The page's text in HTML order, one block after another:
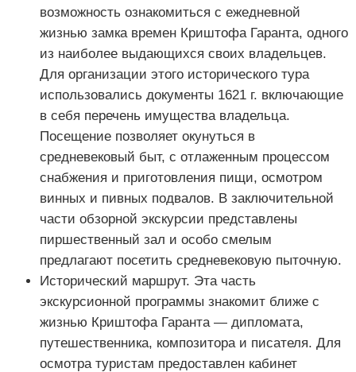
возможность ознакомиться с ежедневной
жизнью замка времен Криштофа Гаранта, одного
из наиболее выдающихся своих владельцев.
Для организации этого исторического тура
использовались документы 1621 г. включающие
в себя перечень имущества владельца.
Посещение позволяет окунуться в
средневековый быт, с отлаженным процессом
снабжения и приготовления пищи, осмотром
винных и пивных подвалов. В заключительной
части обзорной экскурсии представлены
пиршественный зал и особо смелым
предлагают посетить средневековую пыточную.
Исторический маршрут. Эта часть
экскурсионной программы знакомит ближе с
жизнью Криштофа Гаранта — дипломата,
путешественника, композитора и писателя. Для
осмотра туристам предоставлен кабинет